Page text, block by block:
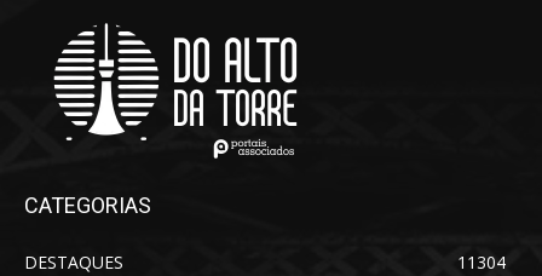
CATEGORIAS
DESTAQUES
11304